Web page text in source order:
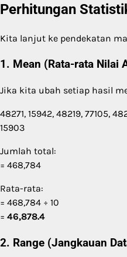
Perhitungan
Kita lanjut ke pendekatan
1. Mean (Rata-rata Nilai
Jika kita ubah setiap hasil
48271, 15942, 48219, 77105,
15903
Jumlah total:
= 468,784
Rata-rata:
= 468,784 ÷ 10
= 46,878.4
2. Range (Jangkauan